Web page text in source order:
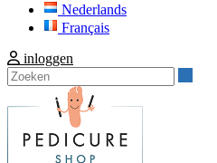
Nederlands
Français
inloggen